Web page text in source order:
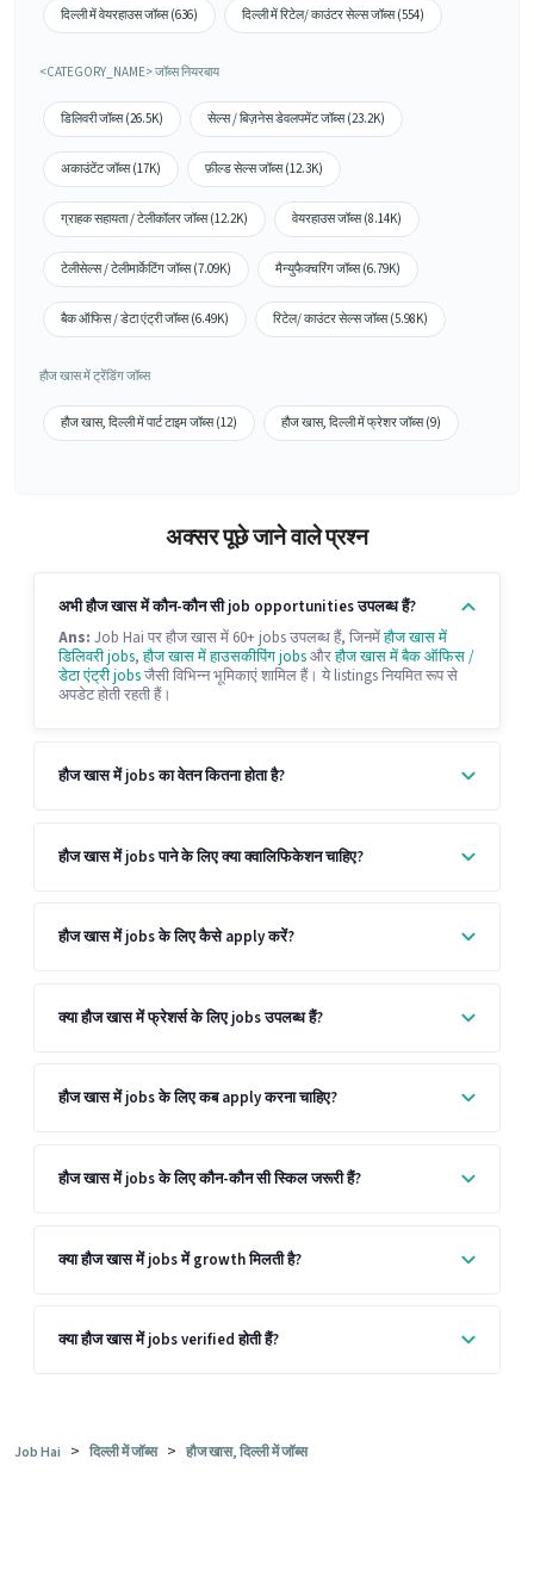
दिल्ली में वेयरहाउस जॉब्स (636) दिल्ली में रिटेल/ काउंटर सेल्स जॉब्स (554)
<CATEGORY_NAME> जॉब्स नियरबाय
डिलिवरी जॉब्स (26.5K) सेल्स / बिज़नेस डेवलपमेंट जॉब्स (23.2K)
अकाउंटेंट जॉब्स (17K) फ़ील्ड सेल्स जॉब्स (12.3K)
ग्राहक सहायता / टेलीकॉलर जॉब्स (12.2K) वेयरहाउस जॉब्स (8.14K)
टेलीसेल्स / टेलीमार्केटिंग जॉब्स (7.09K) मैन्युफैक्चरिंग जॉब्स (6.79K)
बैक ऑफिस / डेटा एंट्री जॉब्स (6.49K) रिटेल/ काउंटर सेल्स जॉब्स (5.98K)
हौज खास में ट्रेंडिंग जॉब्स
हौज खास, दिल्ली में पार्ट टाइम जॉब्स (12) हौज खास, दिल्ली में फ्रेशर जॉब्स (9)
अक्सर पूछे जाने वाले प्रश्न
अभी हौज खास में कौन-कौन सी job opportunities उपलब्ध हैं?
Ans: Job Hai पर हौज खास में 60+ jobs उपलब्ध हैं, जिनमेंहौज खास में
डिलिवरी jobs,हौज खास में हाउसकीपिंग jobsऔरहौज खास में बैक ऑफिस /
डेटा एंट्री jobsजैसी विभिन्न भूमिकाएं शामिल हैं। ये listings नियमित रूप से
अपडेट होती रहती हैं।
हौज खास में jobs का वेतन कितना होता है?
हौज खास में jobs पाने के लिए क्या क्वालिफिकेशन चाहिए?
हौज खास में jobs के लिए कैसे apply करें?
क्या हौज खास में फ्रेशर्स के लिए jobs उपलब्ध हैं?
हौज खास में jobs के लिए कब apply करना चाहिए?
हौज खास में jobs के लिए कौन-कौन सी स्किल जरूरी हैं?
क्या हौज खास में jobs में growth मिलती है?
क्या हौज खास में jobs verified होती हैं?
Job Hai > दिल्ली में जॉब्स > हौज खास, दिल्ली में जॉब्स